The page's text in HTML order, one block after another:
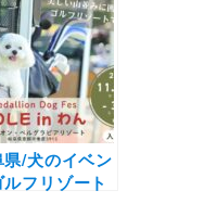
（霞ヶ浦総合
化体育会館
）10/18
県/犬のイベン
ルフリゾート